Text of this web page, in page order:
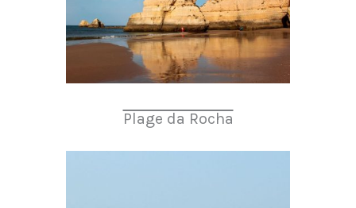
Plage da Rocha